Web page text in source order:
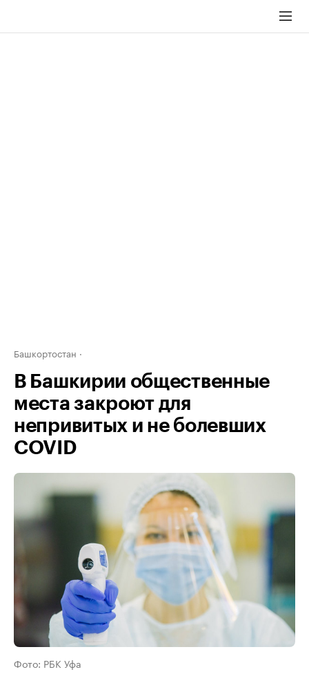
Башкортостан
В Башкирии общественные
места закроют для
непривитых и не болевших
COVID
Фото: РБК Уфа